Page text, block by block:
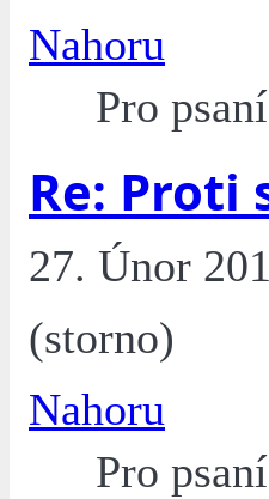
Nahoru
Pro
Re: Proti
27. Únor
(storno)
Nahoru
Pro